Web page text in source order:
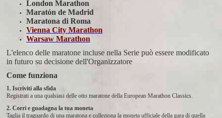
London Marathon
Maratón de Madrid
Maratona di Roma
Vienna City Marathon
Warsaw Marathon
L'elenco delle maratone incluse nella Serie può essere modificato
in futuro su decisione dell'Organizzatore
Come funziona
1. Iscriviti alla sfida
Registrati a una qualsiasi delle otto maratone della European Marathon Classics.
2. Corri e guadagna la tua moneta
Taglia il traguardo di una maratona e colleziona la moneta ufficiale della gara di quella